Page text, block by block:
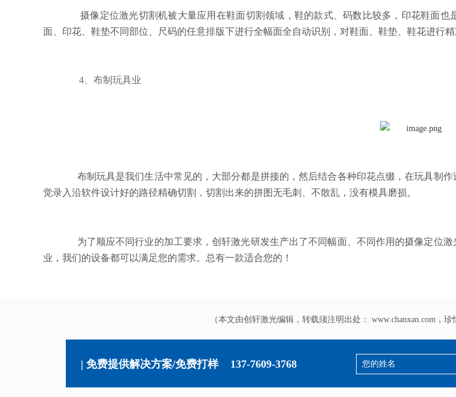
摄像定位激光切割机被大量应用在鞋面切割领域，鞋的款式、码数比较多，印花鞋面
面、印花、鞋垫不同部位、尺码的任意排版下进行全幅面全自动识别，对鞋面、鞋垫、鞋花进行
4、布制玩具业
布制玩具是我们生活中常见的，大部分都是拼接的，然后结合各种印花点缀，在玩具制作
觉录入沿软件设计好的路径精确切割，切割出来的拼图无毛刺、不散乱，没有模具磨损。
为了顺应不同行业的加工要求，创轩激光研发生产出了不同幅面、不同作用的摄像定位激
业，我们的设备都可以满足您的需求。总有一款适合您的！
（本文由创轩激光编辑，转载须注明出处： www.chanxan.com，珍
| 免费提供解决方案/免费打样 137-7609-3768